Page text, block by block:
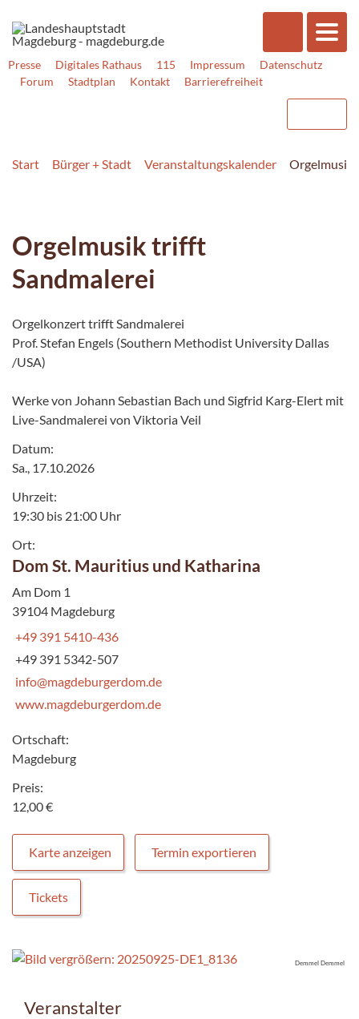
Presse Digitales Rathaus 115 Impressum
Datenschutz
Forum
Stadtplan Kontakt Barrierefreiheit
Start Bürger + Stadt Veranstaltungskalender Orgelmusik
Orgelmusik trifft
Sandmalerei
Orgelkonzert trifft Sandmalerei
Prof. Stefan Engels (Southern Methodist University Dallas
/USA)
Werke von Johann Sebastian Bach und Sigfrid Karg-Elert mit
Live-Sandmalerei von Viktoria Veil
Datum:
Sa., 17.10.2026
Uhrzeit:
19:30 bis 21:00 Uhr
Ort:
Dom St. Mauritius und Katharina
Am Dom 1
39104 Magdeburg
+49 391 5410-436
+49 391 5342-507
info@magdeburgerdom.de
www.magdeburgerdom.de
Ortschaft:
Magdeburg
Preis:
12,00 €
Karte anzeigen Termin exportieren
Tickets
Demmel Demmel
Veranstalter